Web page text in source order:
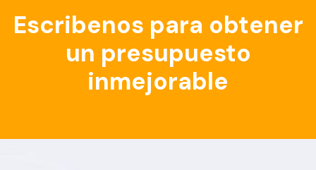
Escribenos para obtener
un presupuesto
inmejorable